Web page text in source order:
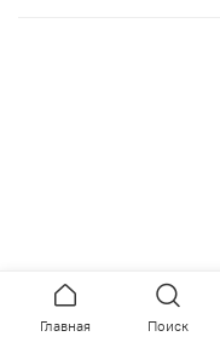
Главная Поиск